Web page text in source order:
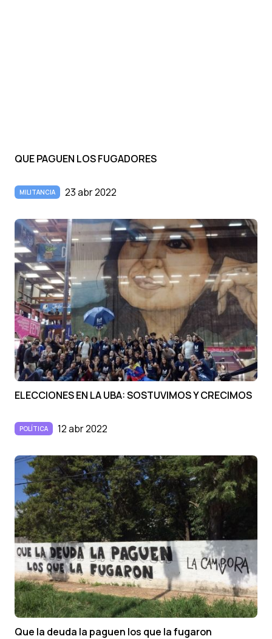
QUE PAGUEN LOS FUGADORES
MILITANCIA 23 abr 2022
ELECCIONES EN LA UBA: SOSTUVIMOS Y CRECIMOS
POLÍTICA 12 abr 2022
Que la deuda la paguen los que la fugaron